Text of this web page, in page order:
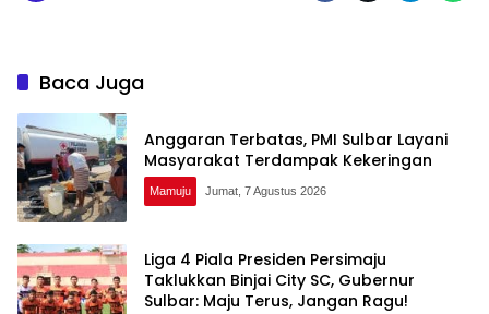
Baca Juga
Anggaran Terbatas, PMI Sulbar Layani
Masyarakat Terdampak Kekeringan
Mamuju Jumat, 7 Agustus 2026
Liga 4 Piala Presiden Persimaju
Taklukkan Binjai City SC, Gubernur
Sulbar: Maju Terus, Jangan Ragu!